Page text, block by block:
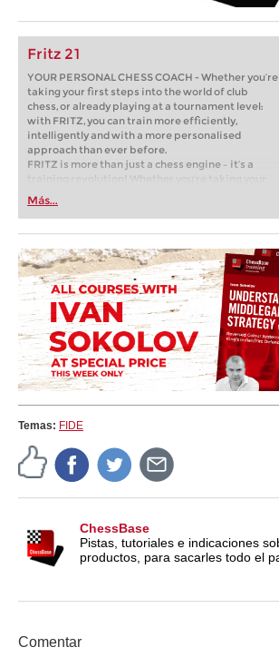
Fritz 21
YOUR PERSONAL CHESS COACH - Whether you’re
taking your first steps into the world of club
chess, or already playing at a tournament level:
with FRITZ, you can train more efficiently,
intelligently and with a more personalised
approach than ever before.
FRITZ is more than just a chess engine – it’s a
training revolution! Whether you’re taking your
first steps into the world of club chess, or already
playing at a tournament level: with FRITZ, you can
train more efficiently, intelligently and with a
more personalised approach than ever before.
Más...
Temas: FIDE
ChessBase
Pistas, tutoriales e indicaciones
productos, para sacarles todo el
Comentar